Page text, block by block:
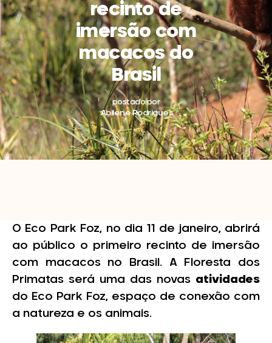
recinto de
imersão com
macacos do
Brasil
postado por
Abilene Rodrigues
O Eco Park Foz, no dia 11 de janeiro, abrirá
ao público o primeiro recinto de imersão
com macacos no Brasil. A Floresta dos
Primatas será uma das novas atividades
do Eco Park Foz, espaço de conexão com
a natureza e os animais.